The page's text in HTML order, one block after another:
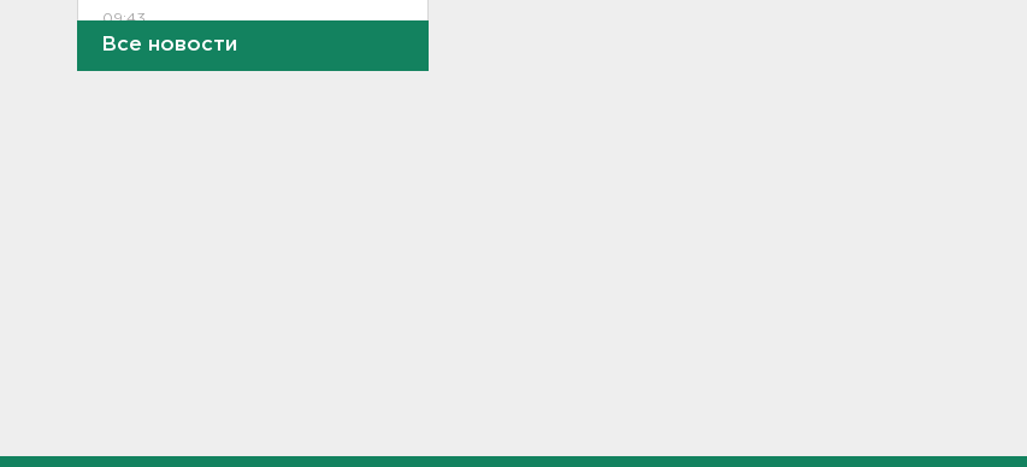
09:43
В Кингисеппе отпраздновали
За день над Россией сбиты
Все новости